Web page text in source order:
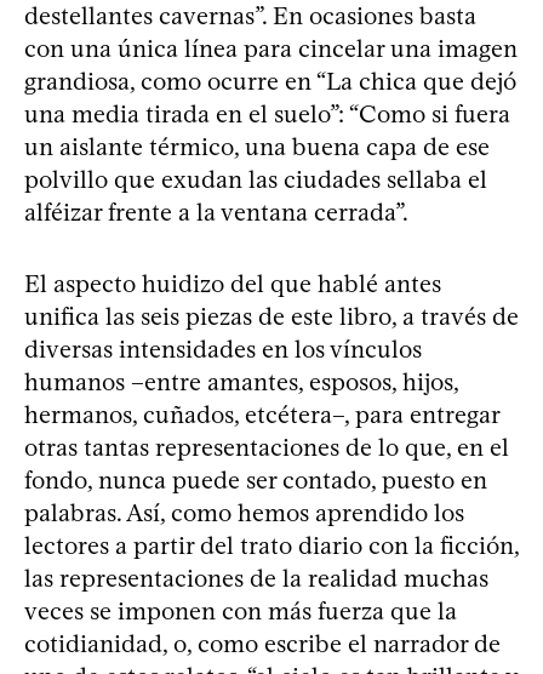
destellantes cavernas”. En ocasiones basta
con una única línea para cincelar una imagen
grandiosa, como ocurre en “La chica que dejó
una media tirada en el suelo”: “Como si fuera
un aislante térmico, una buena capa de ese
polvillo que exudan las ciudades sellaba el
alféizar frente a la ventana cerrada”.
El aspecto huidizo del que hablé antes
unifica las seis piezas de este libro, a través de
diversas intensidades en los vínculos
humanos –entre amantes, esposos, hijos,
hermanos, cuñados, etcétera–, para entregar
otras tantas representaciones de lo que, en el
fondo, nunca puede ser contado, puesto en
palabras. Así, como hemos aprendido los
lectores a partir del trato diario con la ficción,
las representaciones de la realidad muchas
veces se imponen con más fuerza que la
cotidianidad, o, como escribe el narrador de